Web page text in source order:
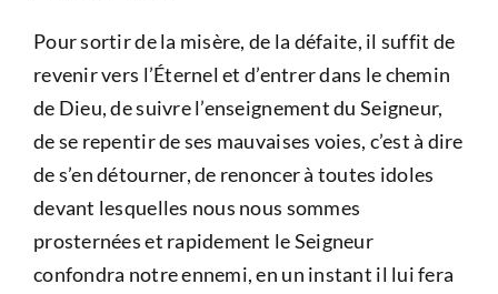
Pour sortir de la misère, de la défaite, il suffit de
revenir vers l’Éternel et d’entrer dans le chemin
de Dieu, de suivre l’enseignement du Seigneur,
de se repentir de ses mauvaises voies, c’est à dire
de s’en détourner, de renoncer à toutes idoles
devant lesquelles nous nous sommes
prosternées et rapidement le Seigneur
confondra notre ennemi, en un instant il lui fera